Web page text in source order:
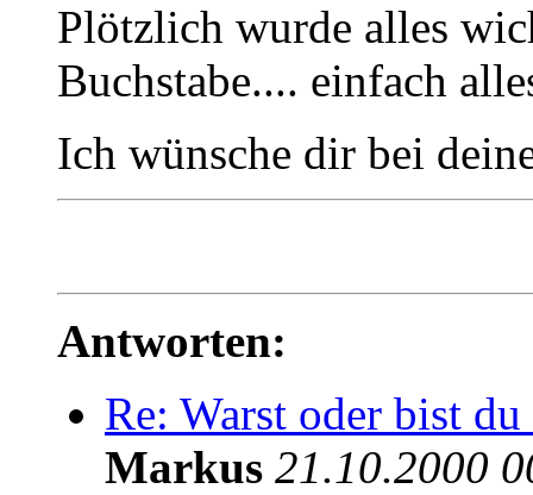
Plötzlich wurde alles
Buchstabe.... einfach
Ich wünsche dir bei
Antworten:
Re: Warst oder bist
Markus 21.10.2000